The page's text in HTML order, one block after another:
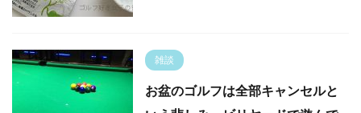
雑談
お盆のゴルフは全部キャンセルと